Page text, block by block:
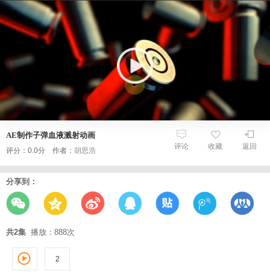
AE制作子弹血液溅射动画
评分：0.0分 作者： 胡思浩 返回
收藏
评论
分享到：
共2集 播放：888次
2